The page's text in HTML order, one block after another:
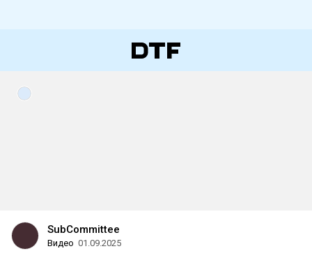
SubCommittee
Видео 01.09.2025